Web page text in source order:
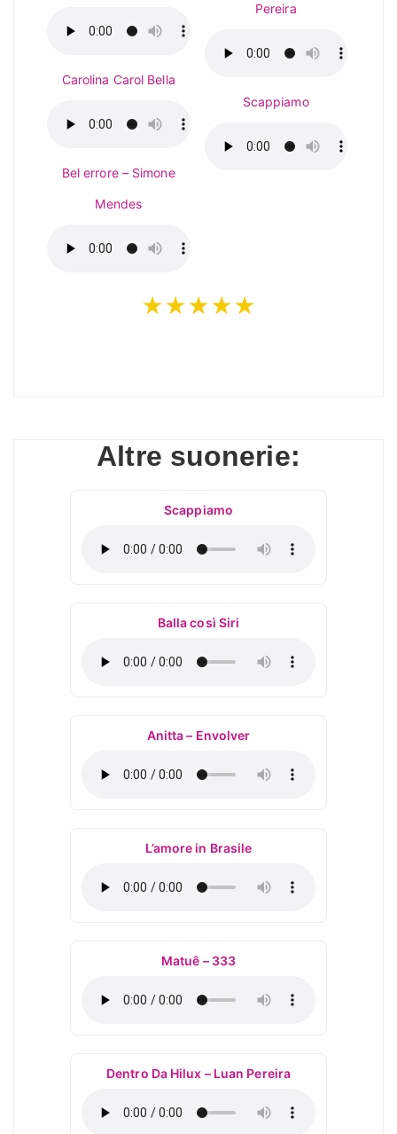
Carolina Carol Bella
Bel errore – Simone
Mendes
Pereira
Scappiamo
★★★★★
Altre suonerie:
Scappiamo
Balla così Siri
Anitta – Envolver
L’amore in Brasile
Matuê – 333
Dentro Da Hilux – Luan Pereira